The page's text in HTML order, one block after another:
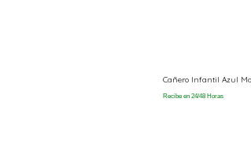
Cañero Infantil Azul
Recibe en 24/48 Horas